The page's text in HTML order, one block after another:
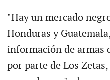
"Hay un mercado
Honduras y
información de armas
por parte de Los